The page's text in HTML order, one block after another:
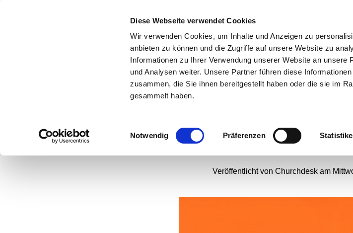
Diese Webseite verwendet Cookies
Wir verwenden Cookies, um Inhalte und Anzeigen zu
anbieten zu können und die Zugriffe auf unsere Website zu
Informationen zu Ihrer Verwendung unserer Website an unsere
und Analysen weiter. Unsere Partner führen diese
zusammen, die Sie ihnen bereitgestellt haben oder die sie im
gesammelt haben.
Einwilligungsauswahl
Notwendig Präferenzen # Webseiten-
Veröffentlicht von Churchdesk am